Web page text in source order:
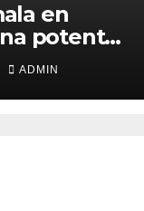
en
del volcán
ADMIN